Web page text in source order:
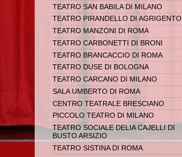
TEATRO SAN BABILA DI MILANO
TEATRO PIRANDELLO DI AGRIGENTO
TEATRO MANZONI DI ROMA
TEATRO CARBONETTI DI BRONI
TEATRO BRANCACCIO DI ROMA
TEATRO DUSE DI BOLOGNA
TEATRO CARCANO DI MILANO
SALA UMBERTO DI ROMA
CENTRO TEATRALE BRESCIANO
PICCOLO TEATRO DI MILANO
TEATRO SOCIALE DELIA CAJELLI DI
BUSTO ARSIZIO
TEATRO SISTINA DI ROMA